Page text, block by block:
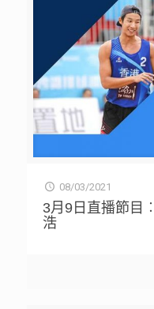
08/03/2021
3月9日直播節目
浩